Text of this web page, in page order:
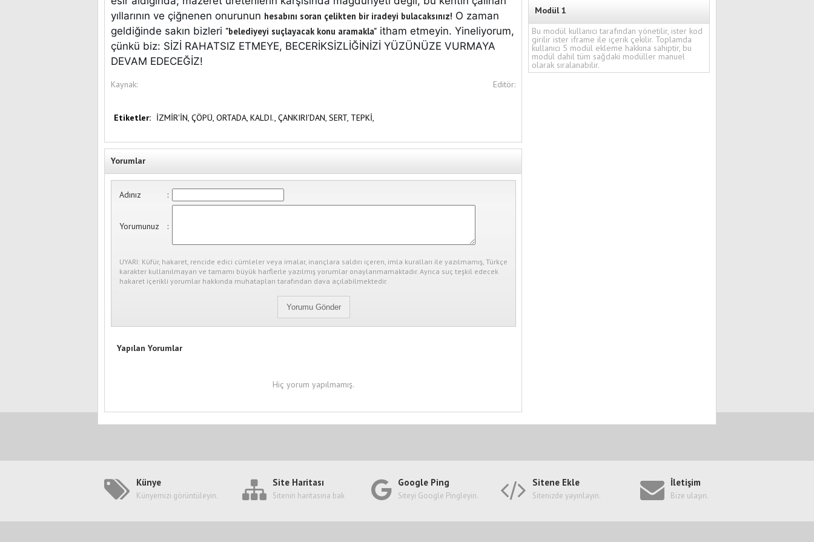
yıllarının ve çiğnenen onurunun hesabını soran çelikten bir iradeyi bulacaksınız! O zaman
geldiğinde sakın bizleri "belediyeyi suçlayacak konu aramakla" itham etmeyin. Yineliyorum,
çünkü biz: SİZİ RAHATSIZ ETMEYE, BECERİKSİZLİĞİNİZİ YÜZÜNÜZE VURMAYA
DEVAM EDECEĞİZ!
Kaynak: Editör:
Etiketler: İZMİR'İN, ÇÖPÜ, ORTADA, KALDI., ÇANKIRI'DAN, SERT, TEPKİ,
Yorumlar
Adınız :
Yorumunuz :
UYARI: Küfür, hakaret, rencide edici cümleler veya imalar, inançlara saldırı içeren, imla kuralları ile yazılmamış, Türkçe
karakter kullanılmayan ve tamamı büyük harflerle yazılmış yorumlar onaylanmamaktadır. Ayrıca suç teşkil edecek
hakaret içerikli yorumlar hakkında muhatapları tarafından dava açılabilmektedir.
Yapılan Yorumlar
Hiç yorum yapılmamış.
Modül 1
Bu modül kullanıcı tarafından yönetilir, ister kod
girilir ister iframe ile içerik çekilir. Toplamda
kullanıcı 5 modül ekleme hakkına sahiptir, bu
modül dahil tüm sağdaki modüller manuel
olarak sıralanabilir.
Künye
Künyemizi görüntüleyin.
Site Haritası
Sitenin haritasına bak
Google Ping
Siteyi Google Pingleyin.
Sitene Ekle
Sitenizde yayınlayın.
İletişim
Bize ulaşın.